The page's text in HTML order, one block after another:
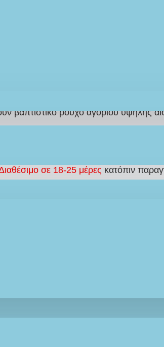
σε γήινες αποχρώσεις μπεζ, λευκό και
ολοκληρωμένη και προσεγμένη
βαπτιστικό ρούχο αγοριού υψηλής
σε 18-25 μέρες κατόπιν